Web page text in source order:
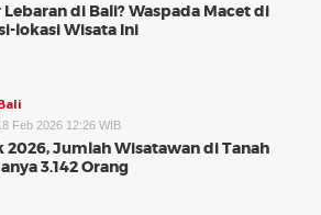
di Bali? Waspada Macet di
lokasi Wisata Ini
Feb 2026 12:26 WIB
2026, Jumlah Wisatawan di Tanah
3.142 Orang